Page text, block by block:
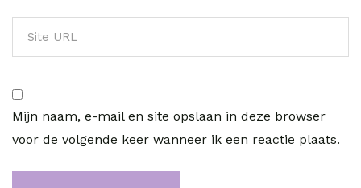
Mijn naam, e-mail en site opslaan in deze browser
voor de volgende keer wanneer ik een reactie plaats.